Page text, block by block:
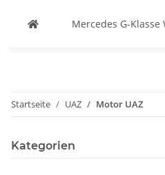
Mercedes G-Klasse
Startseite UAZ Motor UAZ
Kategorien